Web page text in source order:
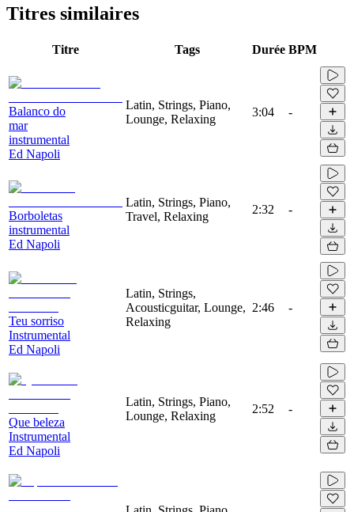
Titres similaires
Titre Tags Durée BPM
Balanco do
mar
instrumental
Ed Napoli
Latin, Strings, Piano,
Lounge, Relaxing
3:04 -
Borboletas
instrumental
Ed Napoli
Latin, Strings, Piano,
Travel, Relaxing
2:32 -
Teu sorriso
Instrumental
Ed Napoli
Latin, Strings,
Acousticguitar, Lounge,
Relaxing
2:46 -
Que beleza
Instrumental
Ed Napoli
Latin, Strings, Piano,
Lounge, Relaxing
2:52 -